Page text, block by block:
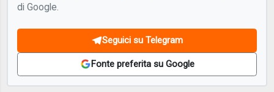
di Google.
Seguici su Telegram
Fonte preferita su Google